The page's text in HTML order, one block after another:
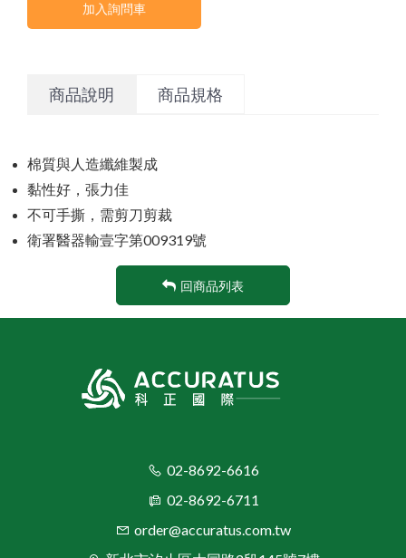
加入詢問車
商品說明 商品規格
棉質與人造纖維製成
黏性好，張力佳
不可手撕，需剪刀剪裁
衛署醫器輸壹字第009319號
回商品列表
02-8692-6616
02-8692-6711
order@accuratus.com.tw